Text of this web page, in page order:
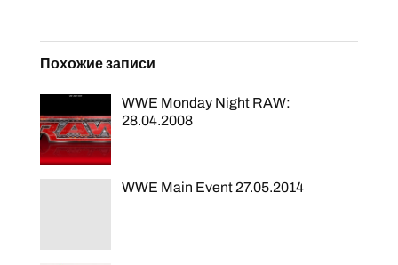
Похожие записи
WWE Monday Night RAW:
28.04.2008
WWE Main Event 27.05.2014